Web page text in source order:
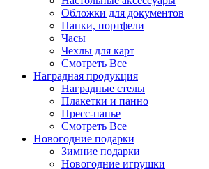
Обложки для документов
Папки, портфели
Часы
Чехлы для карт
Смотреть Все
Наградная продукция
Наградные стелы
Плакетки и панно
Пресс-папье
Смотреть Все
Новогодние подарки
Зимние подарки
Новогодние игрушки